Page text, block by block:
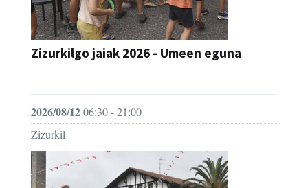
Zizurkilgo jaiak 2026 - Umeen eguna